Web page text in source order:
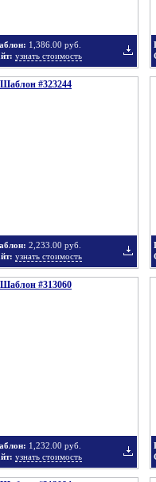
1,386.00 руб.
узнать стоимость
Шаблон #323244
2,233.00 руб.
узнать стоимость
Шаблон #313060
1,232.00 руб.
узнать стоимость